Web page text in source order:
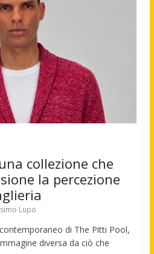
collezione che
la percezione
Lupo
di The Pitti Pool,
diversa da ciò che